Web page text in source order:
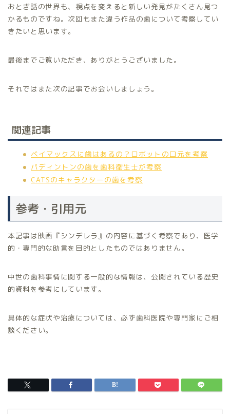
おとぎ話の世界も、視点を変えると新しい発見がたくさん見つ
かるものですね。次回もまた違う作品の歯について考察してい
きたいと思います。
最後までご覧いただき、ありがとうございました。
それではまた次の記事でお会いしましょう。
関連記事
ベイマックスに歯はあるの？ロボットの口元を考察
パディントンの歯を歯科衛生士が考察
CATSのキャラクターの歯を考察
参考・引用元
本記事は映画『シンデレラ』の内容に基づく考察であり、医学
的・専門的な助言を目的としたものではありません。
中世の歯科事情に関する一般的な情報は、公開されている歴史
的資料を参考にしています。
具体的な症状や治療については、必ず歯科医院や専門家にご相
談ください。